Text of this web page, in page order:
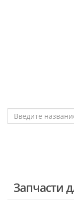
Запчасти